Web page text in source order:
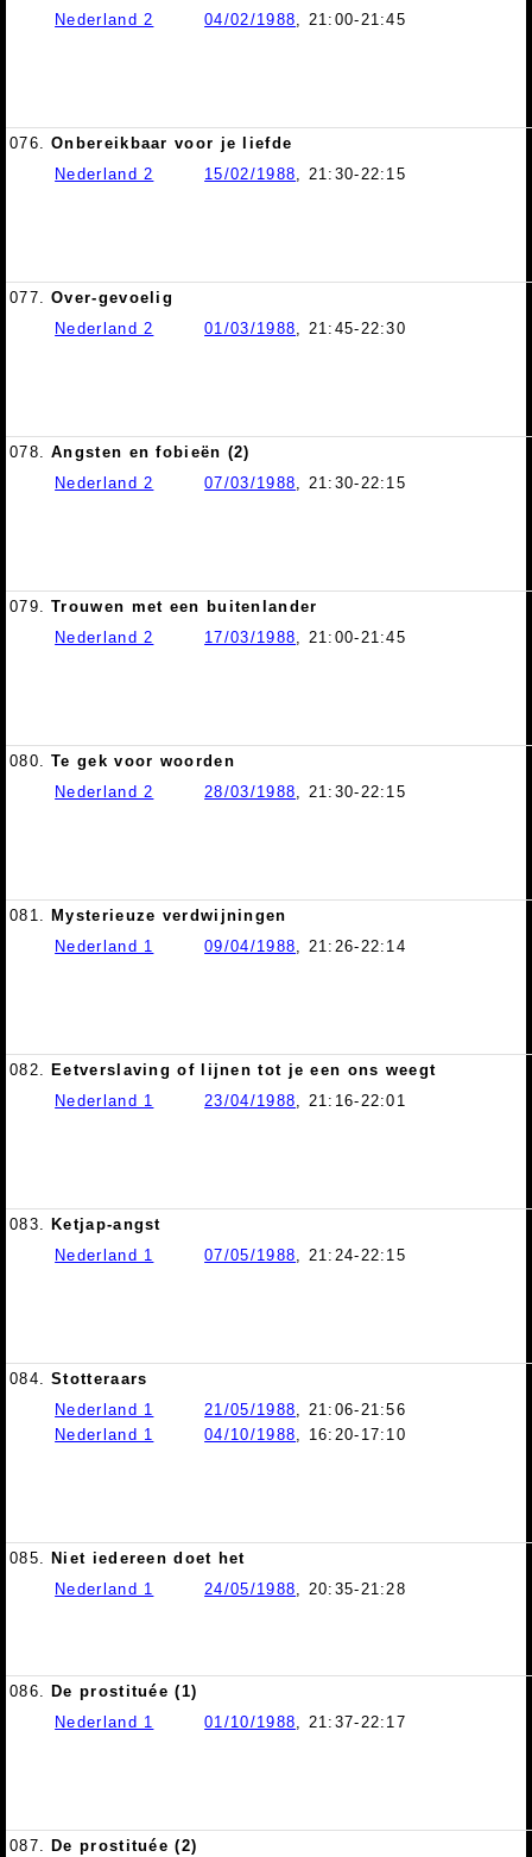
Nederland 2
04/02/1988, 21:00-21:45
076. Onbereikbaar voor je liefde
Nederland 2
15/02/1988, 21:30-22:15
077. Over-gevoelig
Nederland 2
01/03/1988, 21:45-22:30
078. Angsten en fobieën (2)
Nederland 2
07/03/1988, 21:30-22:15
079. Trouwen met een buitenlander
Nederland 2
17/03/1988, 21:00-21:45
080. Te gek voor woorden
Nederland 2
28/03/1988, 21:30-22:15
081. Mysterieuze verdwijningen
Nederland 1
09/04/1988, 21:26-22:14
082. Eetverslaving of lijnen tot je een ons weegt
Nederland 1
23/04/1988, 21:16-22:01
083. Ketjap-angst
Nederland 1
07/05/1988, 21:24-22:15
084. Stotteraars
Nederland 1
21/05/1988, 21:06-21:56
Nederland 1
04/10/1988, 16:20-17:10
085. Niet iedereen doet het
Nederland 1
24/05/1988, 20:35-21:28
086. De prostituée (1)
Nederland 1
01/10/1988, 21:37-22:17
087. De prostituée (2)